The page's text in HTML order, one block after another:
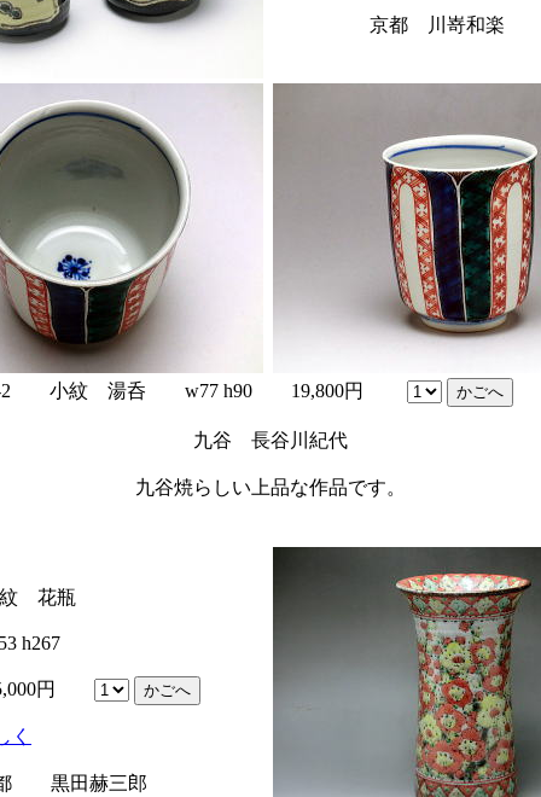
京都 川嵜和楽
2 小紋 湯呑 w77 h90 19,800円
九谷 長谷川紀代
九谷焼らしい上品な作品です。
花瓶
円
く
赫三郎